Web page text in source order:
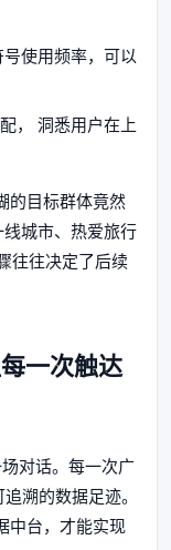
使用频率，可以
， 洞悉用户在上
的目标群体竟然
城市、热爱旅行
往往决定了后续
一次触达
对话。每一次广
溯的数据足迹。
中台，才能实现